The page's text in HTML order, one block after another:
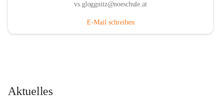
vs.gloggnitz@noeschule.at
E-Mail schreiben
Aktuelles